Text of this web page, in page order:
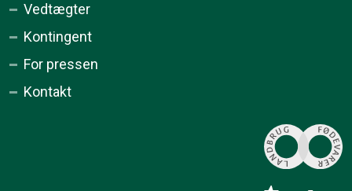
Vedtægter
Kontingent
For pressen
Kontakt